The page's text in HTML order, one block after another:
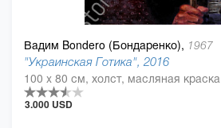
Вадим Bondero (Бондаренко), 1967
"Украинская Готика", 2016
100 x 80 см, холст, масляная краска
3.000 USD